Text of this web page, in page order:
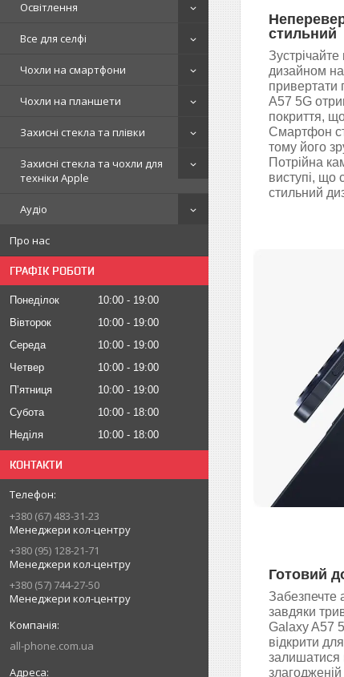
Освітлення
Все для селфі
Чохли на смартфони
Чохли на планшети
Захисні стекла та плівки
Захисні стекла та чохли для
техніки Apple
Аудіо
Про нас
ГРАФІК РОБОТИ
Понеділок 10:00
19:00
Вівторок
10:00
19:00
Середа
10:00
19:00
Четвер
10:00
19:00
Пʼятниця
10:00
19:00
Субота
10:00
18:00
Неділя
10:00 18:00
КОНТАКТИ
+380 (67) 483-31-23
Менеджери кол-центру
+380 (95) 128-21-71
Менеджери кол-центру
+380 (57) 744-27-50
Менеджери кол-центру
all-phone.com.ua
стильний
дизайном
привертати
A57 5G
покриття,
Смартфон
тому його
Потрійна
виступі, що
стильний
Готовий
Забезпечте
завдяки
Galaxy A57
відкрити
залишатися
злагодженій